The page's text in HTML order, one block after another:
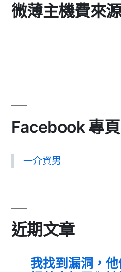
微薄主機費來
Facebook 專頁
一介資男
近期文章
我找到漏洞，